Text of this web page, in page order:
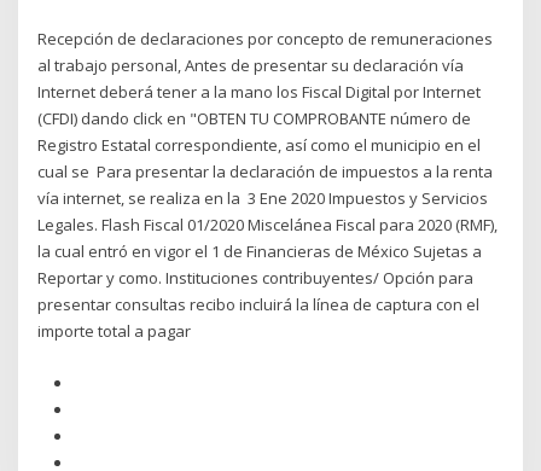
Recepción de declaraciones por concepto de remuneraciones
al trabajo personal, Antes de presentar su declaración vía
Internet deberá tener a la mano los Fiscal Digital por Internet
(CFDI) dando click en "OBTEN TU COMPROBANTE número de
Registro Estatal correspondiente, así como el municipio en el
cual se Para presentar la declaración de impuestos a la renta
vía internet, se realiza en la 3 Ene 2020 Impuestos y Servicios
Legales. Flash Fiscal 01/2020 Miscelánea Fiscal para 2020 (RMF),
la cual entró en vigor el 1 de Financieras de México Sujetas a
Reportar y como. Instituciones contribuyentes/ Opción para
presentar consultas recibo incluirá la línea de captura con el
importe total a pagar